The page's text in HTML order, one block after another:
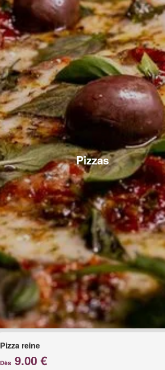
Pizzas
Pizza reine
Dès9.00 €